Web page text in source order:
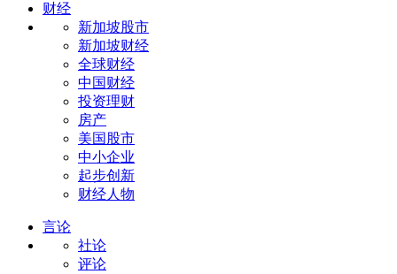
财经
新加坡股市
新加坡财经
全球财经
中国财经
投资理财
房产
美国股市
中小企业
起步创新
财经人物
言论
社论
评论